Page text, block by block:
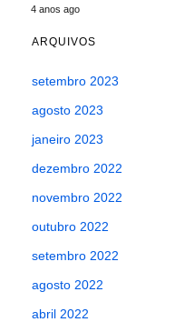
4 anos ago
ARQUIVOS
setembro 2023
agosto 2023
janeiro 2023
dezembro 2022
novembro 2022
outubro 2022
setembro 2022
agosto 2022
abril 2022